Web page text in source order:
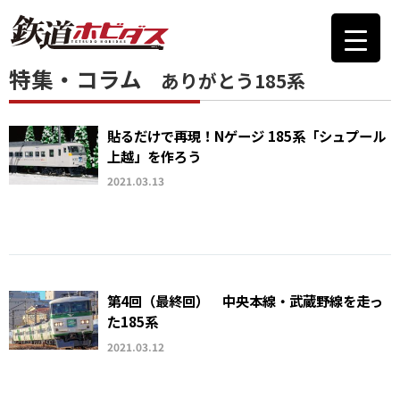
特集・コラム ありがとう185系
貼るだけで再現！Nゲージ 185系「シュプール
上越」を作ろう
2021.03.13
第4回（最終回） 中央本線・武蔵野線を走っ
た185系
2021.03.12